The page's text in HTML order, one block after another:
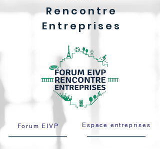
Rencontre
Entreprises
Forum EIVP Espace entreprises